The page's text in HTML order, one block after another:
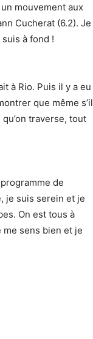
mouvement aux
Cucherat (6.2). Je
à fond !
à Rio. Puis il y a eu
que même s’il
traverse, tout
de
je suis serein et je
On est tous à
sens bien et je